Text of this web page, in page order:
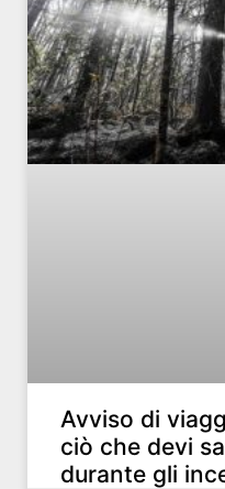
Avviso di
ciò che devi
durante gli